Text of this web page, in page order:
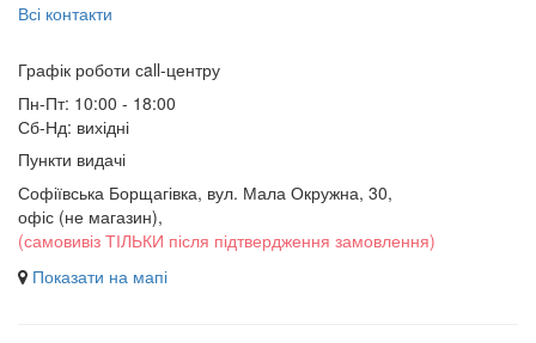
Всі контакти
Графік роботи сall-центру
Пн-Пт: 10:00 - 18:00
Сб-Нд: вихідні
Пункти видачі
Софіївська Борщагівка, вул. Мала Окружна, 30,
офіс (не магазин),
(самовивіз ТІЛЬКИ після підтвердження замовлення)
Показати на мапі